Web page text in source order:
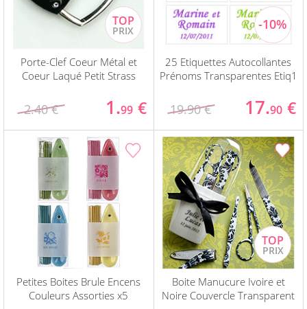
Porte-Clef Coeur Métal et
Coeur Laqué Petit Strass
2.40 € 1.99 €
25 Etiquettes Autocollantes
Prénoms Transparentes Etiq1
19.90 € 17.90 €
Petites Boites Brule Encens
Couleurs Assorties x5
Boite Manucure Ivoire et
Noire Couvercle Transparent